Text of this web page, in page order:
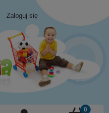
Zaloguj się